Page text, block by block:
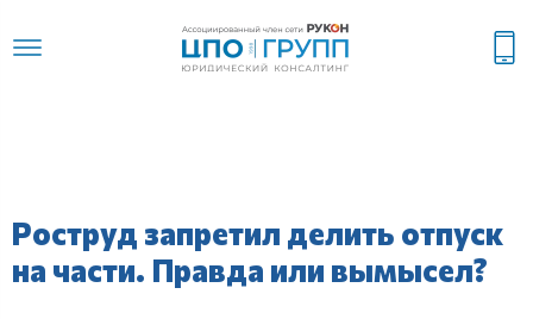
Роструд запретил делить отпуск
на части. Правда или вымысел?